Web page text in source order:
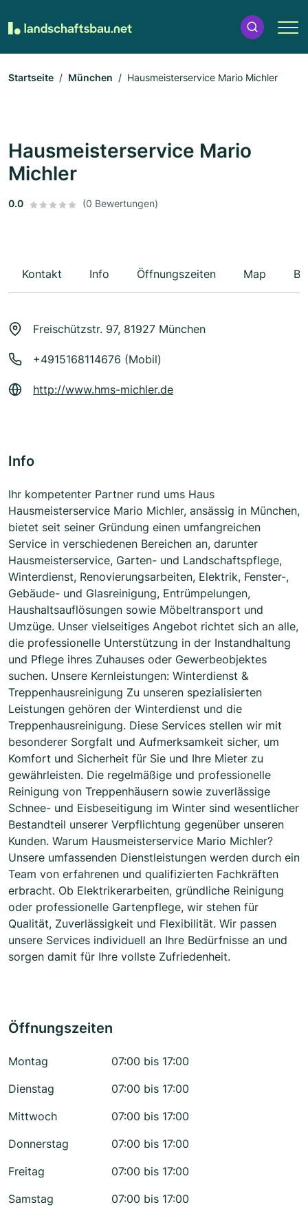
Startseite München Hausmeisterservice Mario Michler
Hausmeisterservice Mario
Michler
0.0 (0 Bewertungen)
Kontakt Info Öffnungszeiten Map
Freischützstr. 97, 81927 München
+4915168114676 (Mobil)
http://www.hms-michler.de
Info
Ihr kompetenter Partner rund ums Haus
Hausmeisterservice Mario Michler, ansässig in München,
bietet seit seiner Gründung einen umfangreichen
Service in verschiedenen Bereichen an, darunter
Hausmeisterservice, Garten- und Landschaftspflege,
Winterdienst, Renovierungsarbeiten, Elektrik, Fenster-,
Gebäude- und Glasreinigung, Entrümpelungen,
Haushaltsauflösungen sowie Möbeltransport und
Umzüge. Unser vielseitiges Angebot richtet sich an alle,
die professionelle Unterstützung in der Instandhaltung
und Pflege ihres Zuhauses oder Gewerbeobjektes
suchen. Unsere Kernleistungen: Winterdienst &
Treppenhausreinigung Zu unseren spezialisierten
Leistungen gehören der Winterdienst und die
Treppenhausreinigung. Diese Services stellen wir mit
besonderer Sorgfalt und Aufmerksamkeit sicher, um
Komfort und Sicherheit für Sie und Ihre Mieter zu
gewährleisten. Die regelmäßige und professionelle
Reinigung von Treppenhäusern sowie zuverlässige
Schnee- und Eisbeseitigung im Winter sind wesentlicher
Bestandteil unserer Verpflichtung gegenüber unseren
Kunden. Warum Hausmeisterservice Mario Michler?
Unsere umfassenden Dienstleistungen werden durch ein
Team von erfahrenen und qualifizierten Fachkräften
erbracht. Ob Elektrikerarbeiten, gründliche Reinigung
oder professionelle Gartenpflege, wir stehen für
Qualität, Zuverlässigkeit und Flexibilität. Wir passen
unsere Services individuell an Ihre Bedürfnisse an und
sorgen damit für Ihre vollste Zufriedenheit.
Öffnungszeiten
Montag
07:00 bis 17:00
Dienstag
07:00 bis 17:00
Mittwoch
07:00 bis 17:00
Donnerstag
07:00 bis 17:00
Freitag
07:00 bis 17:00
Samstag
07:00 bis 17:00